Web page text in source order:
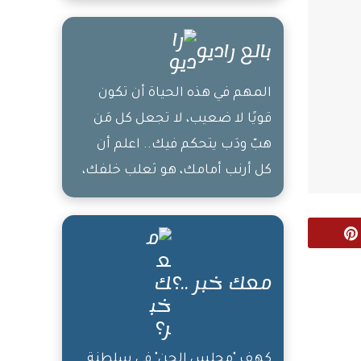
اللي همّك بتنسّيك،
وإذا كثروا جروحك
بتداويك، وبالشِدة
وقت ضعفك
بتقويك
بالع راديو
المهم في هذه الحياة أن تكون
قويًا لا ضعيب، لا تجعل كل مَن
هبّ ودَب يتحكم فيك.. اعلم أن
كل أرنب أمامك، هو ثعلب خلفك،
كن قويًا قدر المستطاع وإن
معك خبر ..؟